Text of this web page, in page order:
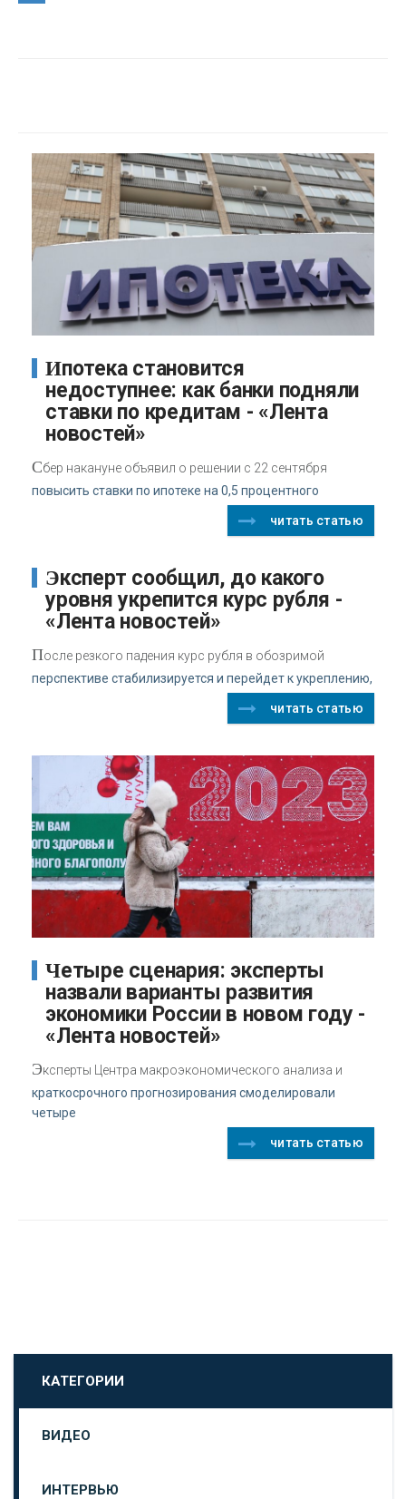
Ипотека становится
недоступнее: как банки подняли
ставки по кредитам - «Лента
новостей»
Сбер накануне объявил о решении с 22 сентября
повысить ставки по ипотеке на 0,5 процентного
читать статью
Эксперт сообщил, до какого
уровня укрепится курс рубля -
«Лента новостей»
После резкого падения курс рубля в обозримой
перспективе стабилизируется и перейдет к укреплению,
читать статью
Четыре сценария: эксперты
назвали варианты развития
экономики России в новом году -
«Лента новостей»
Эксперты Центра макроэкономического анализа и
краткосрочного прогнозирования смоделировали
четыре
читать статью
КАТЕГОРИИ
ВИДЕО
ИНТЕРВЬЮ